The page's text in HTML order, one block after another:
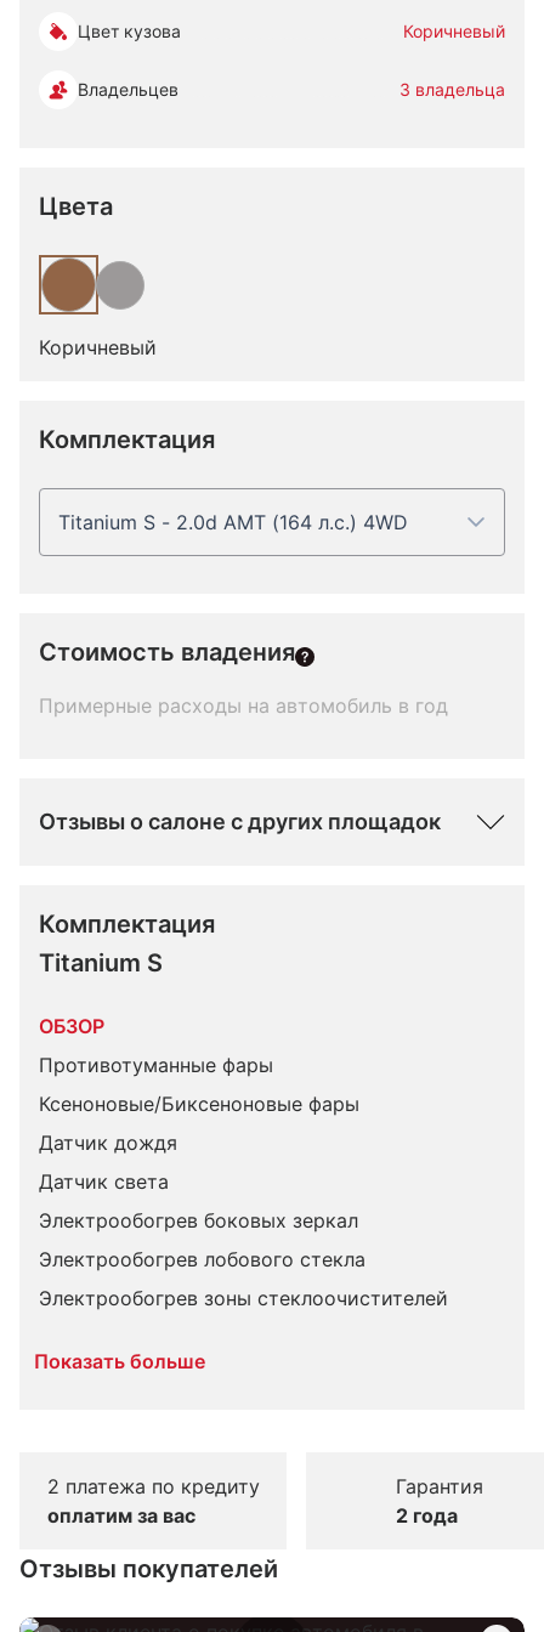
Цвет кузова Коричневый
Владельцев 3 владельца
Цвета
Коричневый
Комплектация
Titanium S - 2.0d AMT (164 л.с.) 4WD
Стоимость владения
Примерные расходы на автомобиль в год
Отзывы о салоне с других площадок
Комплектация
Titanium S
ОБЗОР
Противотуманные фары
Ксеноновые/Биксеноновые фары
Датчик дождя
Датчик света
Электрообогрев боковых зеркал
Электрообогрев лобового стекла
Электрообогрев зоны стеклоочистителей
Показать больше
2 платежа по кредиту
оплатим за вас
Гарантия
2 года
Отзывы покупателей